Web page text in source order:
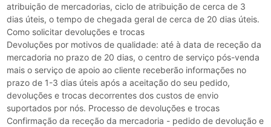
atribuição de mercadorias, ciclo de atribuição de cerca de 3
dias úteis, o tempo de chegada geral de cerca de 20 dias úteis.
Como solicitar devoluções e trocas
Devoluções por motivos de qualidade: até à data de receção da
mercadoria no prazo de 20 dias, o centro de serviço pós-venda
mais o serviço de apoio ao cliente receberão informações no
prazo de 1-3 dias úteis após a aceitação do seu pedido,
devoluções e trocas decorrentes dos custos de envio
suportados por nós. Processo de devoluções e trocas
Confirmação da receção da mercadoria - pedido de devolução e